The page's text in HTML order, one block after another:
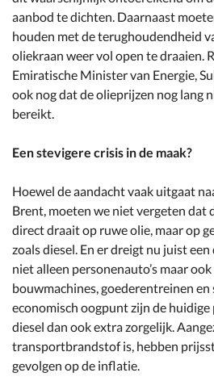
aanbod te dichten. Daarnaast
houden met de terughoudendheid
oliekraan weer vol open te draaien.
Emiratische Minister van Energie,
ook nog dat de olieprijzen nog lang
bereikt.
Een stevigere crisis in de maak?
Hoewel de aandacht vaak uitgaat
Brent, moeten we niet vergeten dat
direct draait op ruwe olie, maar op
zoals diesel. En er dreigt nu juist
niet alleen personenauto’s maar
bouwmachines, goederentreinen en
economisch oogpunt zijn de
diesel dan ook extra zorgelijk.
transportbrandstof is, hebben
gevolgen op de inflatie.